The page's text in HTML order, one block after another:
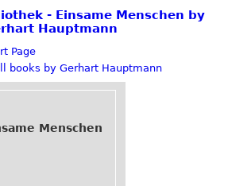
- Einsame Menschen by
Hauptmann
Page
books by Gerhart Hauptmann
Menschen